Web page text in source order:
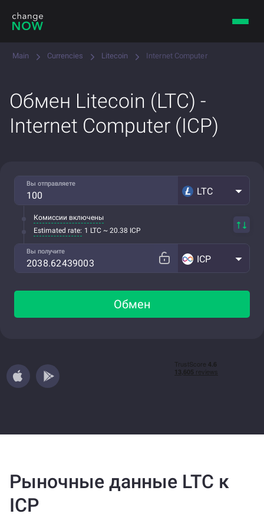
Main Currencies Litecoin Internet Computer
Обмен Litecoin (LTC) -
Internet Computer (ICP)
Вы отправляете
LTC
Комиссии включены
Estimated rate: 1 LTC ~ 20.38 ICP
Вы получите
ICP
Обмен
Рыночные данные LTC к
ICP